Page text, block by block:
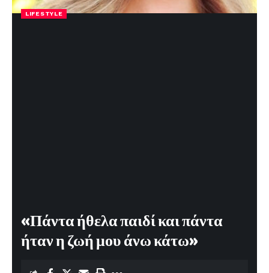
LIFESTYLE
«Πάντα ήθελα παιδί και πάντα
ήταν η ζωή μου άνω κάτω»